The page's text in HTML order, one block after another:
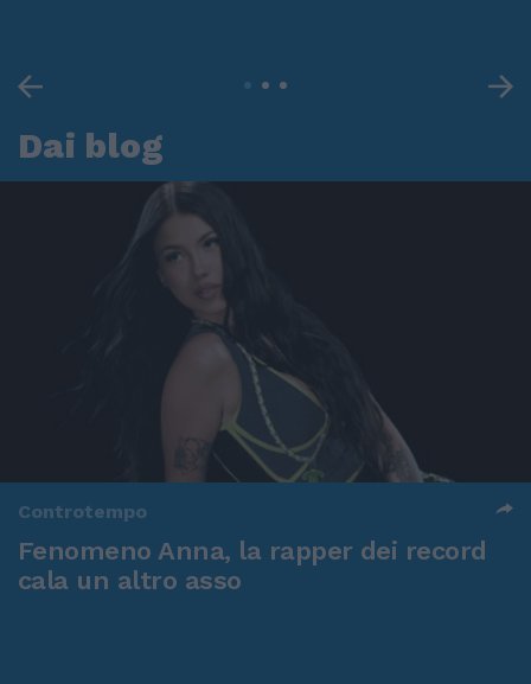
Dai blog
Controtempo
Fenomeno Anna, la rapper dei record
cala un altro asso